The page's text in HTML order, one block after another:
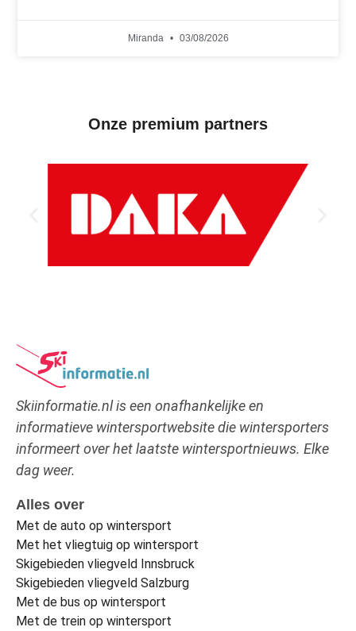
Miranda 03/08/2026
Onze premium partners
Skiinformatie.nl is een onafhankelijke en
informatieve wintersportwebsite die wintersporters
informeert over het laatste wintersportnieuws. Elke
dag weer.
Alles over
Met de auto op wintersport
Met het vliegtuig op wintersport
Skigebieden vliegveld Innsbruck
Skigebieden vliegveld Salzburg
Met de bus op wintersport
Met de trein op wintersport